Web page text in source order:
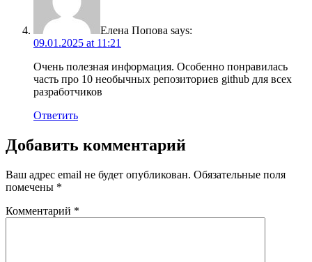
Елена Попова says:
09.01.2025 at 11:21
Очень полезная информация. Особенно понравилась
часть про 10 необычных репозиториев github для всех
разработчиков
Ответить
Добавить комментарий
Ваш адрес email не будет опубликован. Обязательные поля
помечены *
Комментарий *